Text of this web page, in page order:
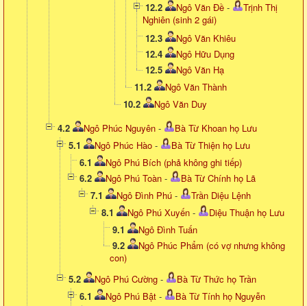
12.2
Ngô Văn Đề -
Trịnh Thị
Nghiên (sinh 2 gái)
12.3
Ngô Văn Khiêu
12.4
Ngô Hữu Dụng
12.5
Ngô Văn Hạ
11.2
Ngô Văn Thành
10.2
Ngô Văn Duy
4.2
Ngô Phúc Nguyên -
Bà Từ Khoan họ Lưu
5.1
Ngô Phúc Hào -
Bà Từ Thiện họ Lưu
6.1
Ngô Phú Bích (phả không ghi tiếp)
6.2
Ngô Phú Toàn -
Bà Từ Chính họ Lã
7.1
Ngô Đình Phú -
Trần Diệu Lệnh
8.1
Ngô Phú Xuyến -
Diệu Thuận họ Lưu
9.1
Ngô Đình Tuấn
9.2
Ngô Phúc Phẩm (có vợ nhưng không
con)
5.2
Ngô Phú Cường -
Bà Từ Thức họ Trần
6.1
Ngô Phú Bật -
Bà Từ Tính họ Nguyễn